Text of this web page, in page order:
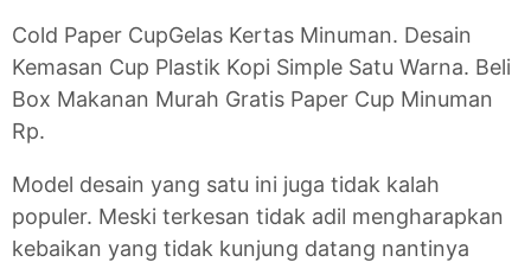
Cold Paper CupGelas Kertas Minuman. Desain
Kemasan Cup Plastik Kopi Simple Satu Warna. Beli
Box Makanan Murah Gratis Paper Cup Minuman
Rp.
Model desain yang satu ini juga tidak kalah
populer. Meski terkesan tidak adil mengharapkan
kebaikan yang tidak kunjung datang nantinya